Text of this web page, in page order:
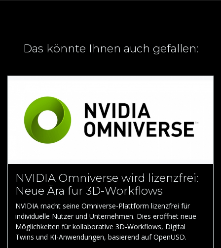
Das könnte Ihnen auch gefallen:
NVIDIA Omniverse wird lizenzfrei:
Neue Ära für 3D-Workflows
NVIDIA macht seine Omniverse-Plattform lizenzfrei für
individuelle Nutzer und Unternehmen. Dies eröffnet neue
Möglichkeiten für kollaborative 3D-Workflows, Digital
Twins und KI-Anwendungen, basierend auf OpenUSD.